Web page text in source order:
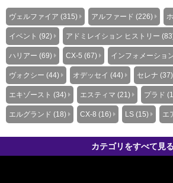
ヴェルファイア (315) アルファード (226)
イベント (92) アドミレイション ヒストリー
ハリアー (69) CX-5 (67) インフォメーショ
ヴォクシー (44) オデッセイ (44) セレナ (37)
エキゾースト (34) エスティマ (21) プラド
エルグランド (18) CX-8 (16) LS (15) エ
カテゴリをすべて見る